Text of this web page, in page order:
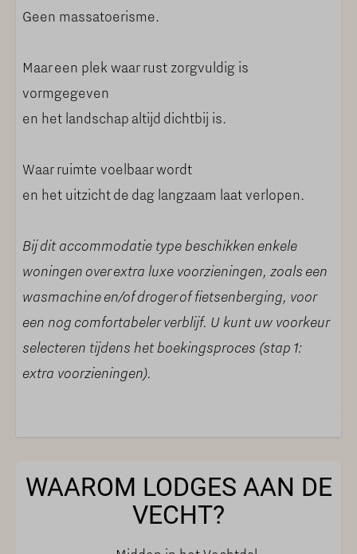
Geen massatoerisme.
Maar een plek waar rust zorgvuldig is
vormgegeven
en het landschap altijd dichtbij is.
Waar ruimte voelbaar wordt
en het uitzicht de dag langzaam laat verlopen.
Bij dit accommodatie type beschikken enkele
woningen over extra luxe voorzieningen, zoals een
wasmachine en/of droger of fietsenberging, voor
een nog comfortabeler verblijf. U kunt uw voorkeur
selecteren tijdens het boekingsproces (stap 1:
extra voorzieningen).
WAAROM LODGES AAN DE
VECHT?